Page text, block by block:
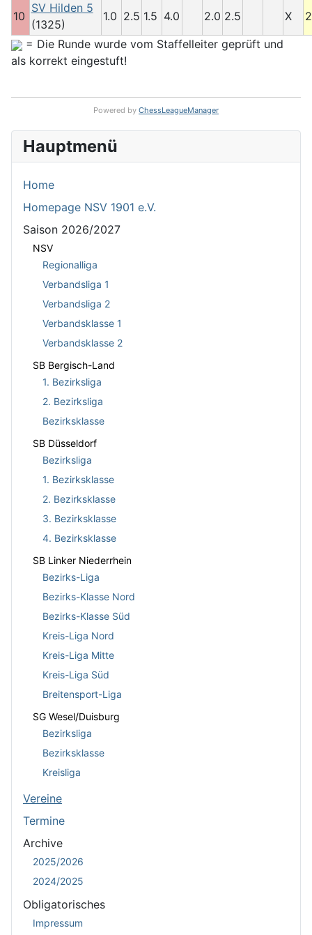
10
SV Hilden 5
(1325)
1.0 2.5 1.5 4.0 2.0 2.5 X
2
= Die Runde wurde vom Staffelleiter geprüft und
als korrekt eingestuft!
Powered by ChessLeagueManager
Hauptmenü
Home
Homepage NSV 1901 e.V.
Saison 2026/2027
NSV
Regionalliga
Verbandsliga 1
Verbandsliga 2
Verbandsklasse 1
Verbandsklasse 2
SB Bergisch-Land
1. Bezirksliga
2. Bezirksliga
Bezirksklasse
SB Düsseldorf
Bezirksliga
1. Bezirksklasse
2. Bezirksklasse
3. Bezirksklasse
4. Bezirksklasse
SB Linker Niederrhein
Bezirks-Liga
Bezirks-Klasse Nord
Bezirks-Klasse Süd
Kreis-Liga Nord
Kreis-Liga Mitte
Kreis-Liga Süd
Breitensport-Liga
SG Wesel/Duisburg
Bezirksliga
Bezirksklasse
Kreisliga
Vereine
Termine
Archive
2025/2026
2024/2025
Obligatorisches
Impressum